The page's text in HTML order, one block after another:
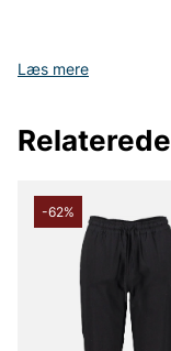
Læs mere
Tak fordi du handler
-62%